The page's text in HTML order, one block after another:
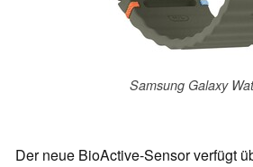
Samsung Galaxy
Der neue BioActive-Sensor verfügt